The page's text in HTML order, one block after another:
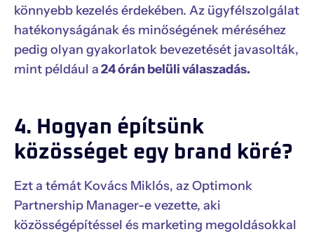
könnyebb kezelés érdekében. Az ügyfélszolgálat
hatékonyságának és minőségének méréséhez
pedig olyan gyakorlatok bevezetését javasolták,
mint például a24 órán belüli válaszadás.
4. Hogyan építsünk
közösséget egy brand köré?
Ezt a témát Kovács Miklós, az Optimonk
Partnership Manager-e vezette, aki
közösségépítéssel és marketing megoldásokkal